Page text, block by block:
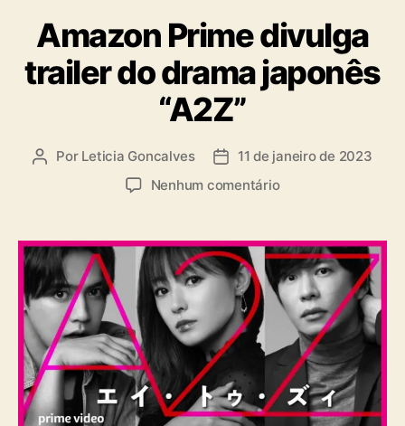
t
e
g
o
r
i
Amazon Prime divulga
trailer do drama japonês
“A2Z”
A
r
d
o
p
s
t
Por Leticia Goncalves
D
d
e
p
b
l
i
c
a
ç
11 de janeiro de 2023
Nenhum comentárioe
m
a
z
o
P
r
i
m